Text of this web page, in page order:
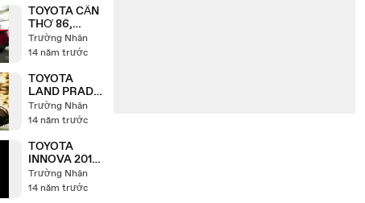
852 852
TOYOTA CẦN
THƠ 86,
TOYOTA FT
86, TOYOTA
0968 852 852
Trường Nhân
14 năm trước
TOYOTA
LAND PRADO
2013 -
TOYOTA CẦN
852 852
Trường Nhân
14 năm trước
TOYOTA
INNOVA 2013,
TOYOTA
INNOVA CẦN
Trường Nhân
14 năm trước